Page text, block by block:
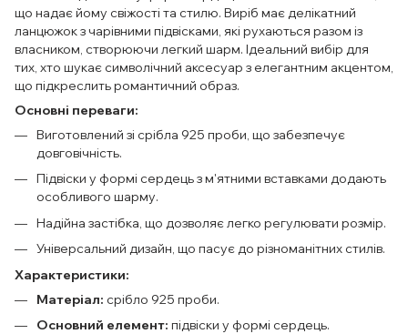
що надає йому свіжості та стилю. Виріб має делікатний
ланцюжок з чарівними підвісками, які рухаються разом із
власником, створюючи легкий шарм. Ідеальний вибір для
тих, хто шукає символічний аксесуар з елегантним акцентом,
що підкреслить романтичний образ.
Основні переваги:
Виготовлений зі срібла 925 проби, що забезпечує
довговічність.
Підвіски у формі сердець з м'ятними вставками додають
особливого шарму.
Надійна застібка, що дозволяє легко регулювати розмір.
Універсальний дизайн, що пасує до різноманітних стилів.
Характеристики:
Матеріал: срібло 925 проби.
Основний елемент: підвіски у формі сердець.